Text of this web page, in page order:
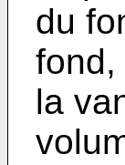
du
fond,
la